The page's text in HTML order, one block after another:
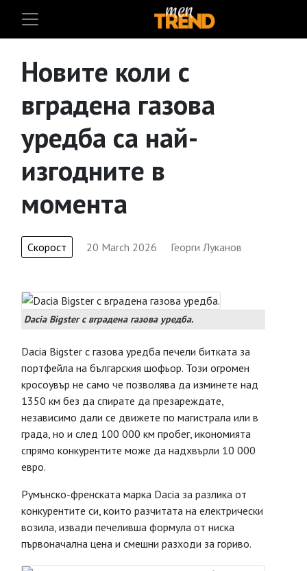
Новите коли с
вградена газова
уредба са най-
изгодните в
момента
Скорост 20 March 2026 Георги Луканов
Dacia Bigster с вградена газова уредба.
Dacia Bigster с газова уредба печели битката за
портфейла на българския шофьор. Този огромен
кросоувър не само че позволява да изминете над
1350 км без да спирате да презареждате,
независимо дали се движете по магистрала или в
града, но и след 100 000 км пробег, икономията
спрямо конкурентите може да надхвърли 10 000
евро.
Румънско-френската марка Dacia за разлика от
конкурентите си, които разчитата на електрически
возила, извади печеливша формула от ниска
първоначална цена и смешни разходи за гориво.